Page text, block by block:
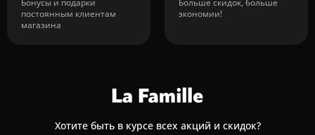
Бонусы и подарки
постоянным клиентам
магазина
Больше скидок, больше
экономии!
Хотите быть в курсе всех акций и скидок?